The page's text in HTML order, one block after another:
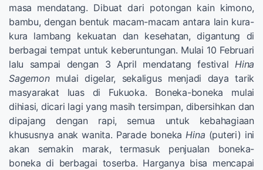
masa mendatang. Dibuat dari potongan kain kimono,
bambu, dengan bentuk macam-macam antara lain kura-
kura lambang kekuatan dan kesehatan, digantung di
berbagai tempat untuk keberuntungan. Mulai 10 Februari
lalu sampai dengan 3 April mendatang festival Hina
Sagemonmulai digelar, sekaligus menjadi daya tarik
masyarakat luas di Fukuoka. Boneka-boneka mulai
dihiasi, dicari lagi yang masih tersimpan, dibersihkan dan
dipajang dengan rapi, semua untuk kebahagiaan
khususnya anak wanita. Parade boneka Hina (puteri) ini
akan semakin marak, termasuk penjualan boneka-
boneka di berbagai toserba. Harganya bisa mencapai